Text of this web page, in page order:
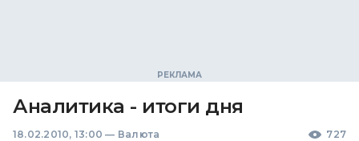
Аналитика - итоги дня
18.02.2010, 13:00 — Валюта 727